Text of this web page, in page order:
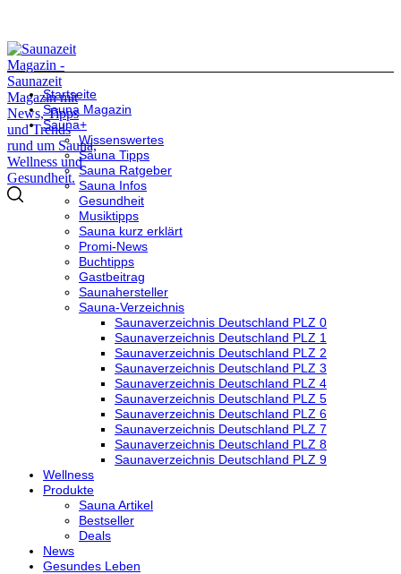
Startseite
Sauna Magazin
Sauna+
Wissenswertes
Sauna Tipps
Sauna Ratgeber
Sauna Infos
Gesundheit
Musiktipps
Sauna kurz erklärt
Promi-News
Buchtipps
Gastbeitrag
Saunahersteller
Sauna-Verzeichnis
Saunaverzeichnis Deutschland PLZ 0
Saunaverzeichnis Deutschland PLZ 1
Saunaverzeichnis Deutschland PLZ 2
Saunaverzeichnis Deutschland PLZ 3
Saunaverzeichnis Deutschland PLZ 4
Saunaverzeichnis Deutschland PLZ 5
Saunaverzeichnis Deutschland PLZ 6
Saunaverzeichnis Deutschland PLZ 7
Saunaverzeichnis Deutschland PLZ 8
Saunaverzeichnis Deutschland PLZ 9
Wellness
Produkte
Sauna Artikel
Bestseller
Deals
News
Gesundes Leben